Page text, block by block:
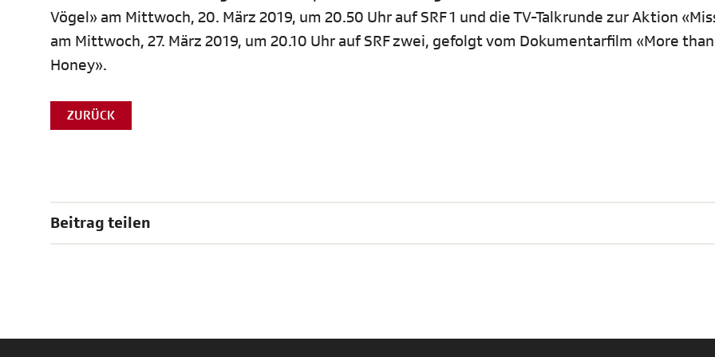
Vögel» am Mittwoch, 20. März 2019, um 20.50 Uhr auf SRF 1 und die TV-Talkrunde zur Aktion
am Mittwoch, 27. März 2019, um 20.10 Uhr auf SRF zwei, gefolgt vom Dokumentarfilm «More than
Honey».
ZURÜCK
Beitrag teilen